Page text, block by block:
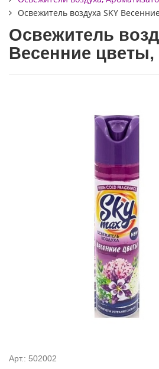
Освежитель воздуха SKY
Освежитель
Весенние цветы,
Арт.: 502002